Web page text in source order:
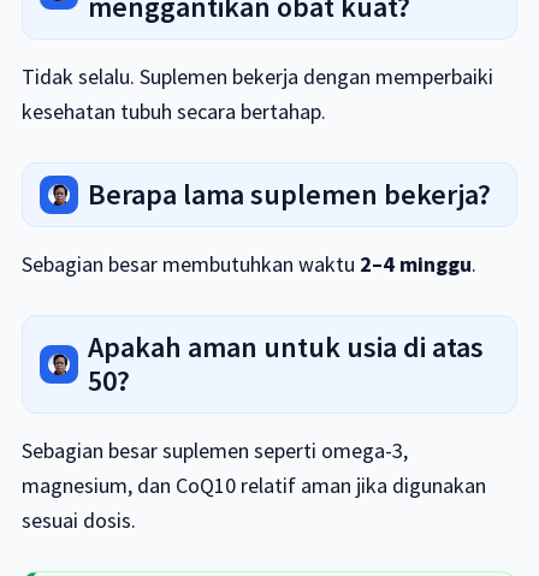
Tidak selalu. Suplemen bekerja dengan memperbaiki
kesehatan tubuh secara bertahap.
Berapa lama suplemen bekerja?
Sebagian besar membutuhkan waktu 2–4 minggu.
Apakah aman untuk usia di atas
50?
Sebagian besar suplemen seperti omega-3,
magnesium, dan CoQ10 relatif aman jika digunakan
sesuai dosis.